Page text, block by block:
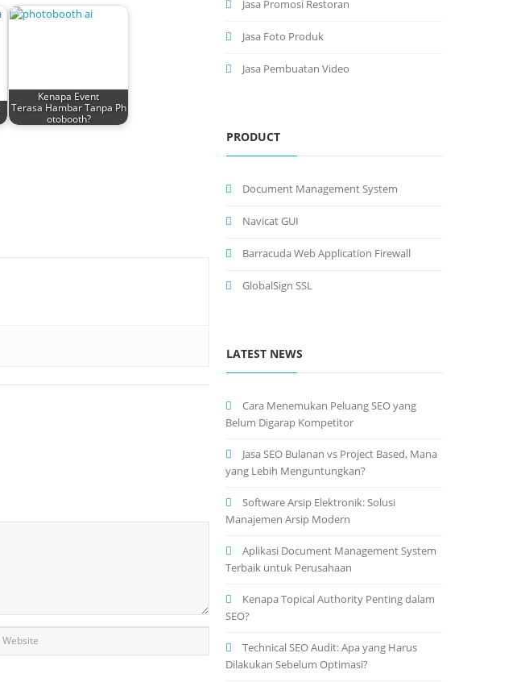
Kenapa Event
Terasa Hambar Tanpa Ph
otobooth?
Jasa Promosi Restoran
Jasa Foto Produk
Jasa Pembuatan Video
PRODUCT
Document Management System
Navicat GUI
Barracuda Web Application Firewall
GlobalSign SSL
LATEST NEWS
Cara Menemukan Peluang SEO yang
Belum Digarap Kompetitor
Jasa SEO Bulanan vs Project Based, Mana
yang Lebih Menguntungkan?
Software Arsip Elektronik: Solusi
Manajemen Arsip Modern
Aplikasi Document Management System
Terbaik untuk Perusahaan
Kenapa Topical Authority Penting dalam
SEO?
Technical SEO Audit: Apa yang Harus
Dilakukan Sebelum Optimasi?